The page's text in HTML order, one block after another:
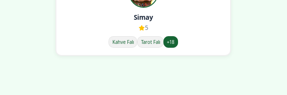
Simay
5
Kahve Falı Tarot Falı +18